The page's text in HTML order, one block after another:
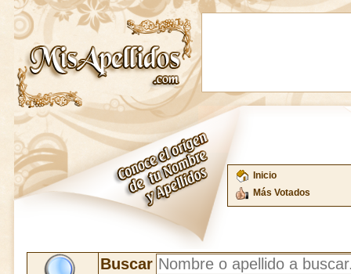
Inicio
Más Votados
Buscar